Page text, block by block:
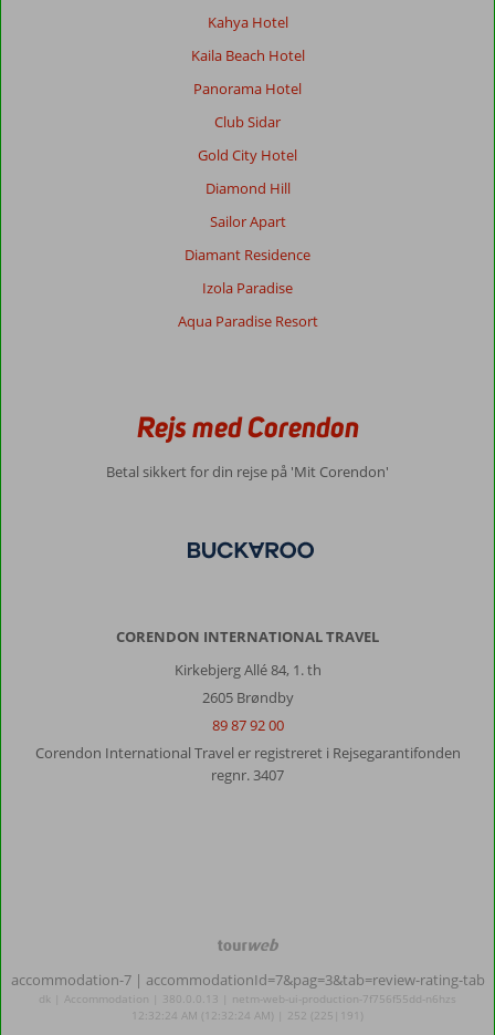
Kahya Hotel
Kaila Beach Hotel
Panorama Hotel
Club Sidar
Gold City Hotel
Diamond Hill
Sailor Apart
Diamant Residence
Izola Paradise
Aqua Paradise Resort
Rejs med Corendon
Betal sikkert for din rejse på 'Mit Corendon'
CORENDON INTERNATIONAL TRAVEL
Kirkebjerg Allé 84, 1. th
2605 Brøndby
89 87 92 00
Corendon International Travel er registreret i Rejsegarantifonden
regnr. 3407
TourWeb
©
NetMatch
accommodation-7 | accommodationId=7&pag=3&tab=review-rating-tab
dk | Accommodation | 380.0.0.13 | netm-web-ui-production-7f756f55dd-n6hzs
12:32:24 AM (12:32:24 AM) | 252 (225|191)